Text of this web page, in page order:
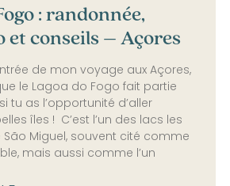
: randonnée,
conseils – Açores
de mon voyage aux Açores,
le Lagoa do Fogo fait partie
tu as l’opportunité d’aller
îles ! C’est l’un des lacs les
Miguel, souvent cité comme
mais aussi comme l’un